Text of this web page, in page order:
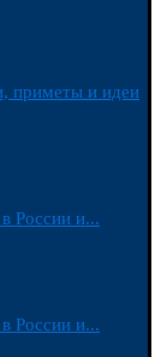
приметы и идеи
России и...
России и...